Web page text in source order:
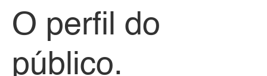
O perfil do
público.